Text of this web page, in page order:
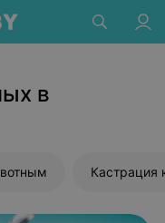
в
Кастрация